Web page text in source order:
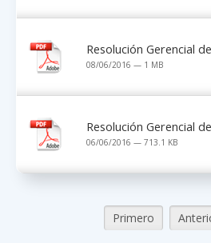
Resolución Gerencial
08/06/2016 — 1 MB
Resolución Gerencial
06/06/2016 — 713.1 KB
Primero